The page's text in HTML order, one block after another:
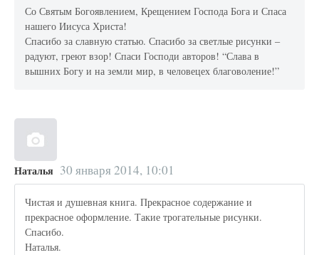
Со Святым Богоявлением, Крещением Господа Бога и Спаса
нашего Иисуса Христа!
Спасибо за славную статью. Спасибо за светлые рисунки –
радуют, греют взор! Спаси Господи авторов! “Слава в
вышних Богу и на земли мир, в человецех благоволение!”
Наталья 30 января 2014, 10:01
Чистая и душевная книга. Прекрасное содержание и
прекрасное оформление. Такие трогательные рисунки.
Спасибо.
Наталья.